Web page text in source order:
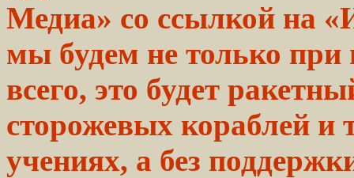
Медиа» со ссылкой на
мы будем не только
всего, это будет
сторожевых кораблей и
учениях, а без